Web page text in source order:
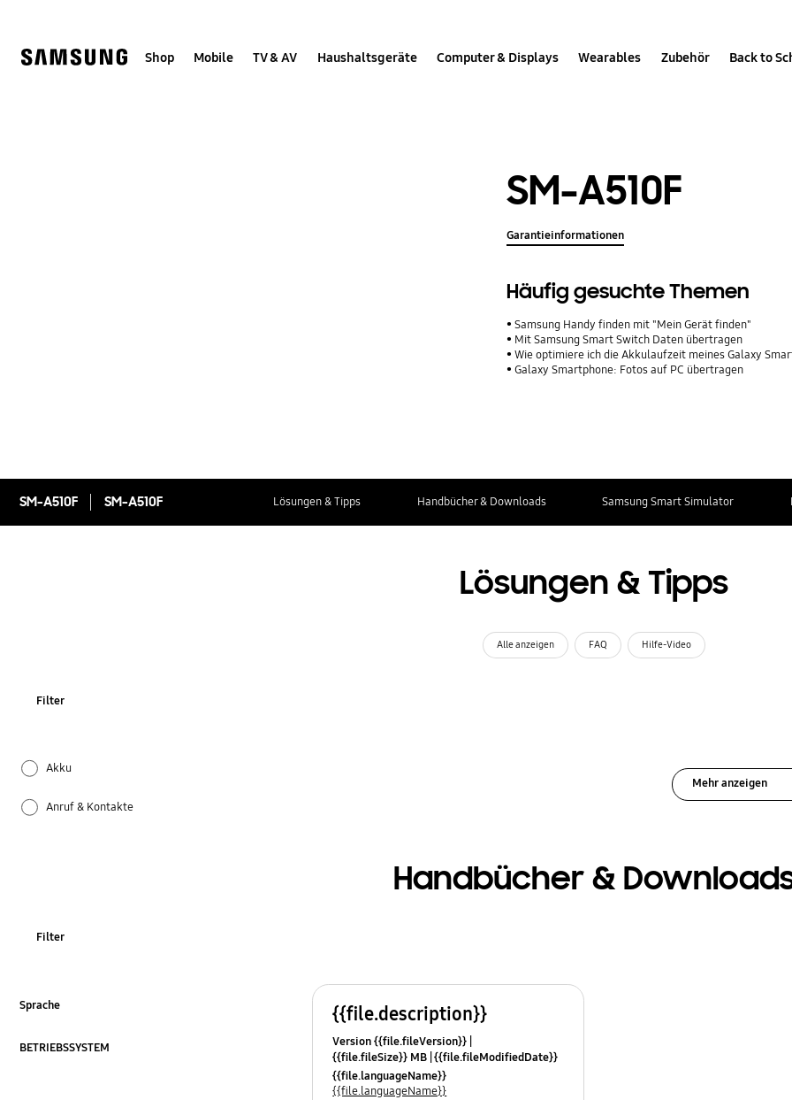
help
Shop Mobile TV & AV Haushaltsgeräte Computer & Displays Wearables Zubehör Back to
SM-A510F
Garantieinformationen
Häufig gesuchte Themen
Samsung Handy finden mit "Mein Gerät finden"
Mit Samsung Smart Switch Daten übertragen
Wie optimiere ich die Akkulaufzeit meines Galaxy
Galaxy Smartphone: Fotos auf PC übertragen
SM-A510F SM-A510F Lösungen & Tipps Handbücher & Downloads Samsung Smart Simulator
Lösungen & Tipps
Alle anzeigen FAQ Hilfe-Video
Filter
Akku
Anruf & Kontakte
Firmware-Update
Galaxy Apps
Mehr anzeigen
Handbücher &
Filter
Sprache
BETRIEBSSYSTEM
{{file.description}}
Version {{file.fileVersion}}
{{file.fileSize}} MB {{file.fileModifiedDate}}
{{file.osNames}}
{{file.languageName}}
{{file.languageName}}